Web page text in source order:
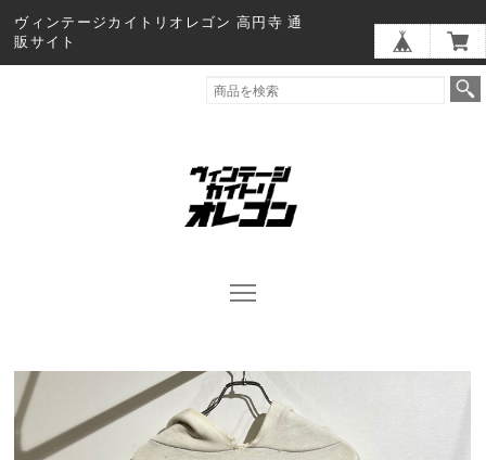
ヴィンテージカイトリオレゴン 高円寺 通
販サイト